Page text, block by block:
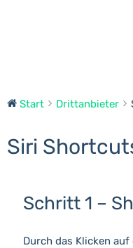
Start Drittanbieter
Siri
Schritt 1 –
Durch das Klicken